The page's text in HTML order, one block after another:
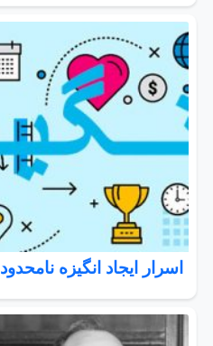
اسرار ايجاد انگيزه نامحدود